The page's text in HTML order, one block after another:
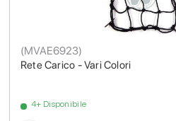
Rete Carico - Vari Colori
(MVAE6923)
4+ Disponibile